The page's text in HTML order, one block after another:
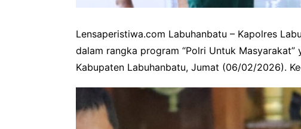
Lensaperistiwa.com Labuhanbatu – Kapolres
dalam rangka program “Polri Untuk
Kabupaten Labuhanbatu, Jumat (06/02/2026).